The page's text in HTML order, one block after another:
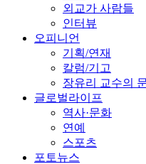
외교가 사람들
인터뷰
오피니언
기획/연재
칼럼/기고
장유리 교수의
글로벌라이프
역사·문화
연예
스포츠
포토뉴스